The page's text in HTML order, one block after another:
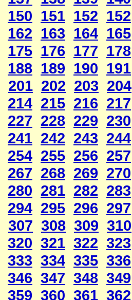
150 151 152 152
162 163 164 165
175 176 177 178
188 189 190 191
201 202 203 204
214 215 216 217
227 228 229 230
241 242 243 244
254 255 256 257
267 268 269 270
280 281 282 283
294 295 296 297
307 308 309 310
320 321 322 323
333 334 335 336
346 347 348 349
359 360 361 362